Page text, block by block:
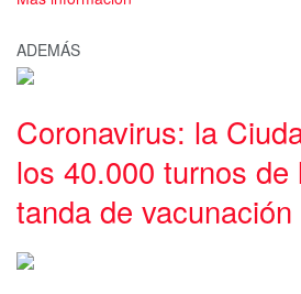
ADEMÁS
Coronavirus: la
los 40.000 turnos de
tanda de vacunación